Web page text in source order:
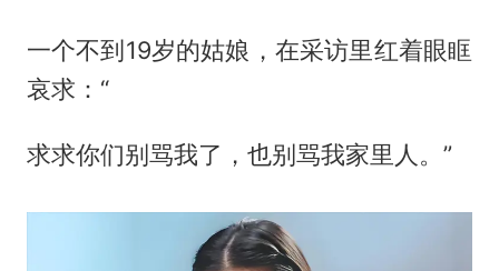
一个不到19岁的姑娘，在采访里红着眼眶
哀求：“
求求你们别骂我了，也别骂我家里人。”